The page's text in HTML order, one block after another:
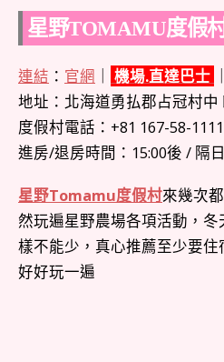
星野TOMAMU度假
連結 ： 官網 機場.直達巴士
地址：北海道勇払郡占冠村中
度假村電話：+81 167-58-1111
進房/退房時間：15:00後 / 隔
星野Tomamu度假村來幾次
然玩遍星野農場各項活動，
樣不能少，真心推薦至少要
好好玩一遍